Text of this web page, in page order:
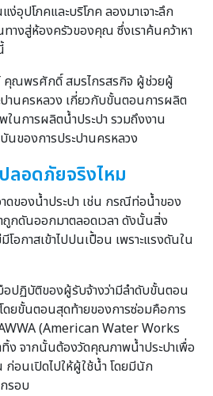
ง่อุปโภคและบริโภค ลองมาเจาะลึก
างสู่ห้องครัวของคุณ ซึ่งเราค้นคว้าหา
คุณพรศักดิ์ สมรไกรสรกิจ ผู้ช่วยผู้
ปานครหลวง เกี่ยวกับขั้นตอนการผลิต
ในการผลิตน้ำประปา รวมถึงงาน
นของการประปานครหลวง
ลอดภัยจริงไหม
ดของน้ำประปา เช่น กรณีท่อน้ำของ
ถูกดันออกมาตลอดเวลา ดังนั้นสิ่ง
อกาสเข้าไปปนเปื้อน เพราะแรงดันใน
อปฏิบัติของผู้รับจ้างว่ามีลำดับขั้นตอน
ดยขั้นตอนสุดท้ายของการซ่อมคือการ
(American Water Works
ง จากนั้นต้องวัดคุณภาพน้ำประปาเพื่อ
ก่อนเปิดไปให้ผู้ใช้น้ำ โดยมีนัก
รอบ